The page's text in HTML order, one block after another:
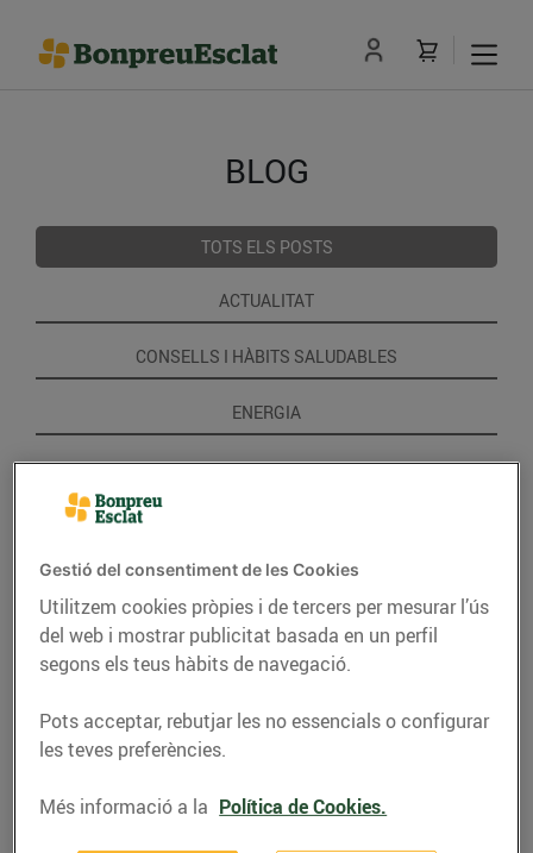
BLOG
TOTS ELS POSTS
ACTUALITAT
CONSELLS I HÀBITS SALUDABLES
ENERGIA
GASTRONOMIA I TRADICIONS
Gestió del consentiment de les Cookies
Utilitzem cookies pròpies i de tercers per mesurar l’ús
del web i mostrar publicitat basada en un perfil
segons els teus hàbits de navegació.
Pots acceptar, rebutjar les no essencials o configurar
les teves preferències.
Més informació a la Política de Cookies.